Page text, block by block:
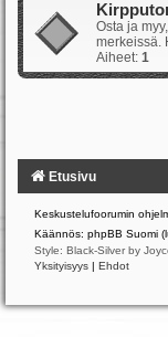
Osta ja
merkeissä.
Aiheet: 1
Etusivu
Keskustelufoorumin
Käännös: phpBB Suomi
Style: Black-Silver by
Yksityisyys | Ehdot